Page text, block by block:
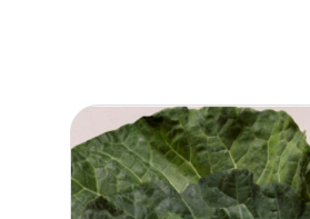
Moranga